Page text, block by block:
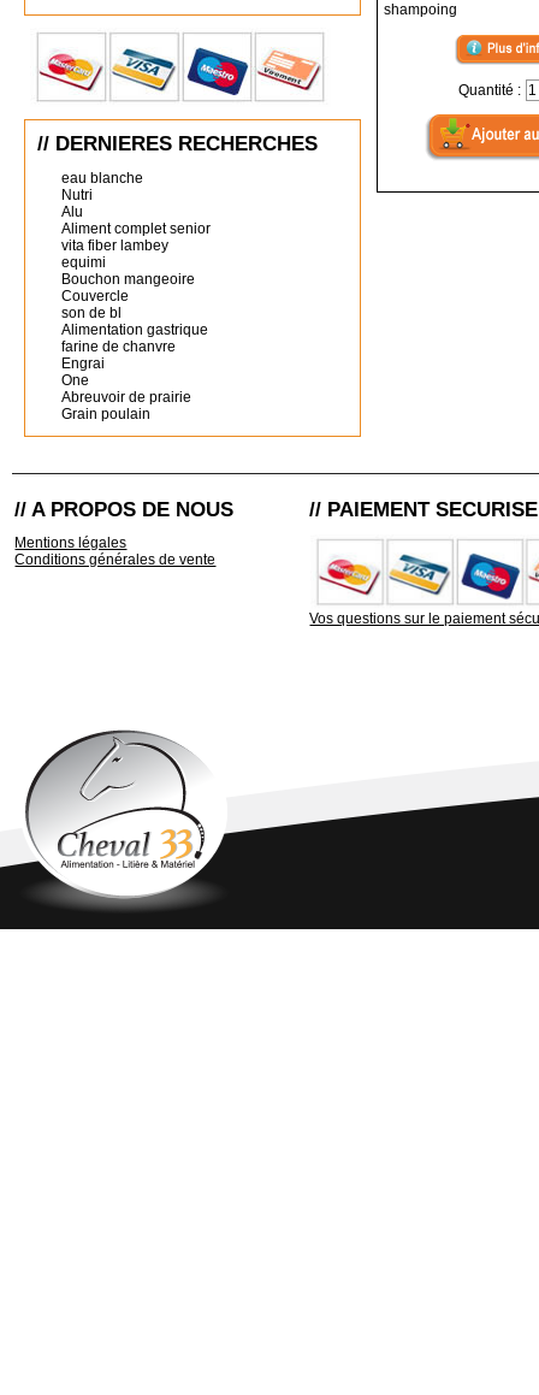
// DERNIERES RECHERCHES
eau blanche
Nutri
Alu
Aliment complet senior
vita fiber lambey
equimi
Bouchon mangeoire
Couvercle
son de bl
Alimentation gastrique
farine de chanvre
Engrai
One
Abreuvoir de prairie
Grain poulain
shampoing
Quantité :
// A PROPOS DE NOUS
Mentions légales
Conditions générales de vente
// PAIEMENT SECURISE
Vos questions sur le paiement